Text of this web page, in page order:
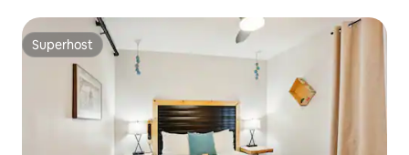
Superhost
Superhost